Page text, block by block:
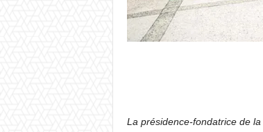
La présidence-fondatrice de la